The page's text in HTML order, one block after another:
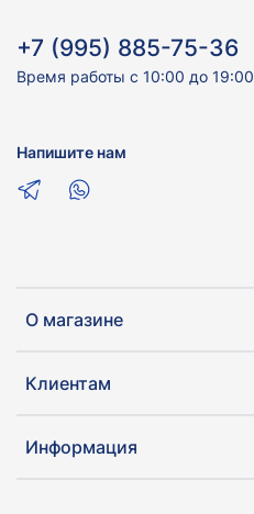
О магазине
Клиентам
Информация
+7 (995) 885-75-36
Время работы с 10:00 до 19:00
Напишите нам